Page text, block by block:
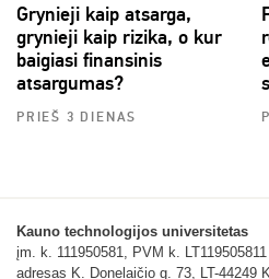
Grynieji kaip atsarga,
grynieji kaip rizika, o kur
baigiasi finansinis
atsargumas?
PRIEŠ 3 DIENAS
Kauno technologijos universitetas
įm. k. 111950581, PVM k. LT119505811
adresas K. Donelaičio g. 73, LT-44249